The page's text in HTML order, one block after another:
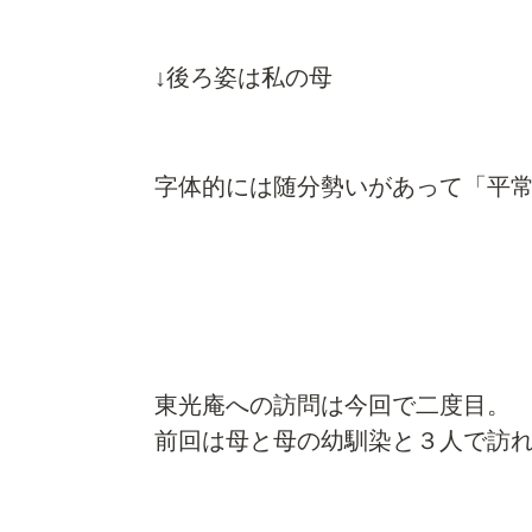
↓後ろ姿は私の母
字体的には随分勢いがあって「平
東光庵への訪問は今回で二度目。
前回は母と母の幼馴染と３人で訪